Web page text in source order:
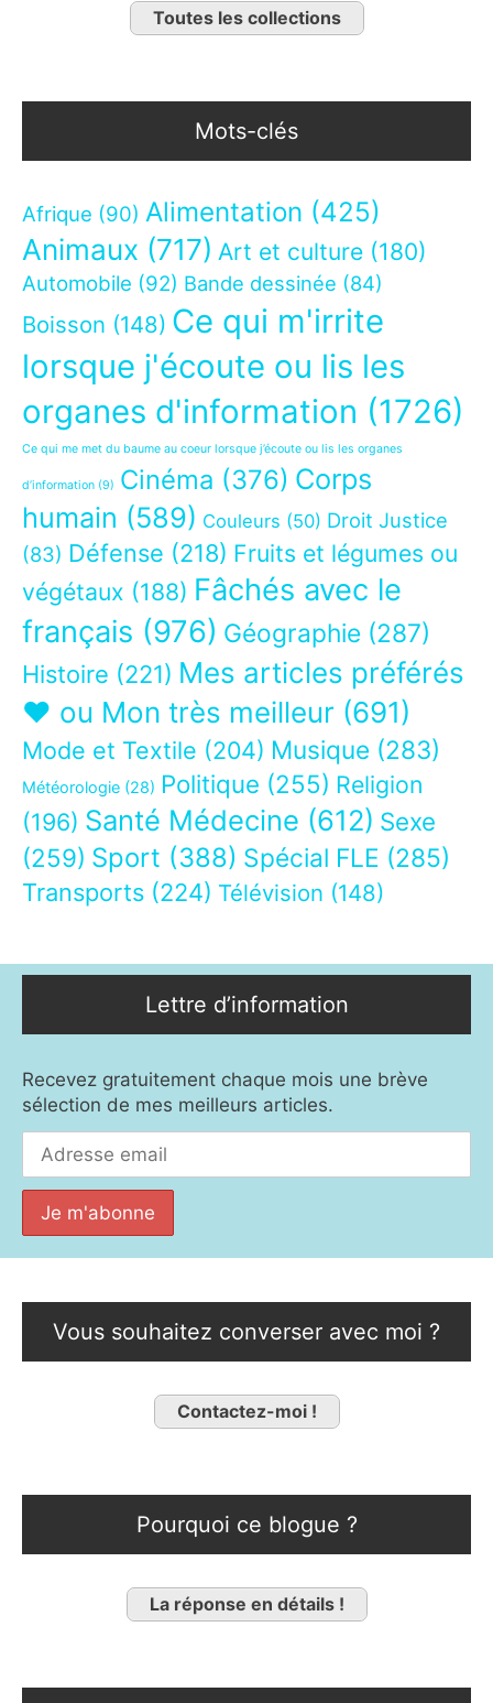
Toutes les collections
Mots-clés
Afrique (90) Alimentation (425)
Animaux (717) Art et culture (180)
Automobile (92) Bande dessinée (84)
Boisson (148) Ce qui m'irrite
lorsque j'écoute ou lis les
organes d'information (1726)
Ce qui me met du baume au coeur lorsque j’écoute ou lis les organes
d’information (9) Cinéma (376) Corps
humain (589) Couleurs (50) Droit Justice
(83) Défense (218) Fruits et légumes ou
végétaux (188) Fâchés avec le
français (976) Géographie (287)
Histoire (221) Mes articles préférés
❤ ou Mon très meilleur (691)
Mode et Textile (204) Musique (283)
Météorologie (28) Politique (255) Religion
(196) Santé Médecine (612) Sexe
(259) Sport (388) Spécial FLE (285)
Transports (224) Télévision (148)
Lettre d’information
Recevez gratuitement chaque mois une brève
sélection de mes meilleurs articles.
Vous souhaitez converser avec moi ?
Contactez-moi !
Pourquoi ce blogue ?
La réponse en détails !